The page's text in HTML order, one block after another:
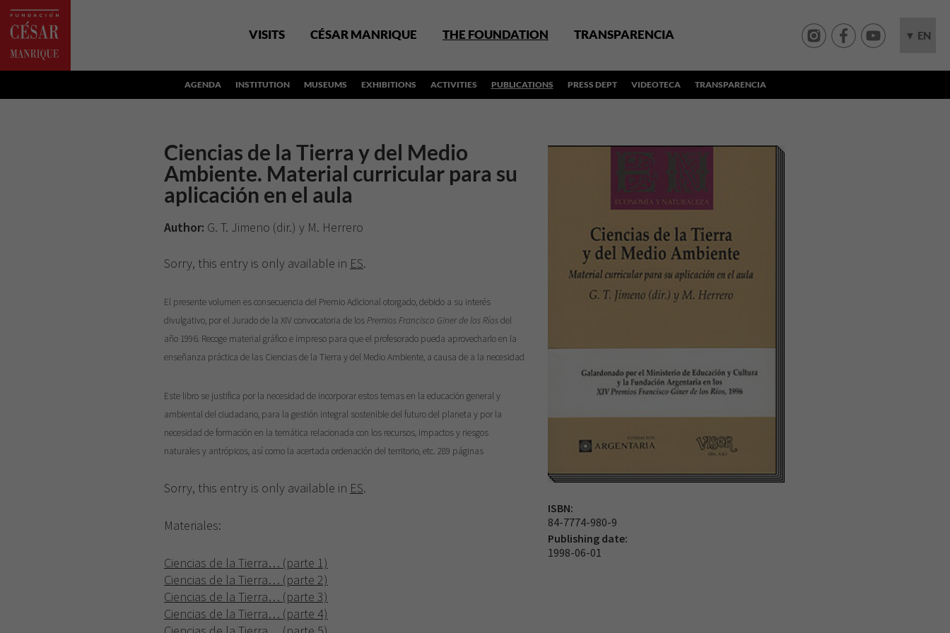
VISITS CÉSAR MANRIQUE THE FOUNDATION TRANSPARENCIA ▼ EN
AGENDA INSTITUTION MUSEUMS EXHIBITIONS ACTIVITIES PUBLICATIONS PRESS DEPT VIDEOTECA TRANSPARENCIA
Ciencias de la Tierra y del Medio
Ambiente. Material curricular para su
aplicación en el aula
Author: G. T. Jimeno (dir.) y M. Herrero
Sorry, this entry is only available in ES.
El presente volumen es consecuencia del Premio Adicional otorgado, debido a su interés
divulgativo, por el Jurado de la XIV convocatoria de losPremios Francisco Giner de los Ríosdel
año 1996. Recoge material gráfico e impreso para que el profesorado pueda aprovecharlo en la
enseñanza práctica de las Ciencias de la Tierra y del Medio Ambiente, a causa de a la necesidad
Este libro se justifica por la necesidad de incorporar estos temas en la educación general y
ambiental del ciudadano, para la gestión integral sostenible del futuro del planeta y por la
necesidad de formación en la temática relacionada con los recursos, impactos y riesgos
naturales y antrópicos, así como la acertada ordenación del territorio, etc. 289 páginas
Sorry, this entry is only available in ES.
Materiales:
Ciencias de la Tierra… (parte 1)
Ciencias de la Tierra… (parte 2)
Ciencias de la Tierra… (parte 3)
Ciencias de la Tierra… (parte 4)
ISBN:
84-7774-980-9
Publishing date:
1998-06-01